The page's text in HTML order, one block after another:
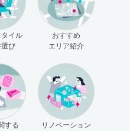
イル
選び
おすすめ
エリア紹介
する
リノベーション